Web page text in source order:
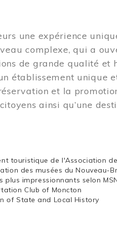
une expérience
complexe, qui a
de grande qualité et
établissement unique
et la
ainsi qu’une
touristique de l'Association
des musées du Nouveau-
impressionnants selon
Club of Moncton
of State and Local History